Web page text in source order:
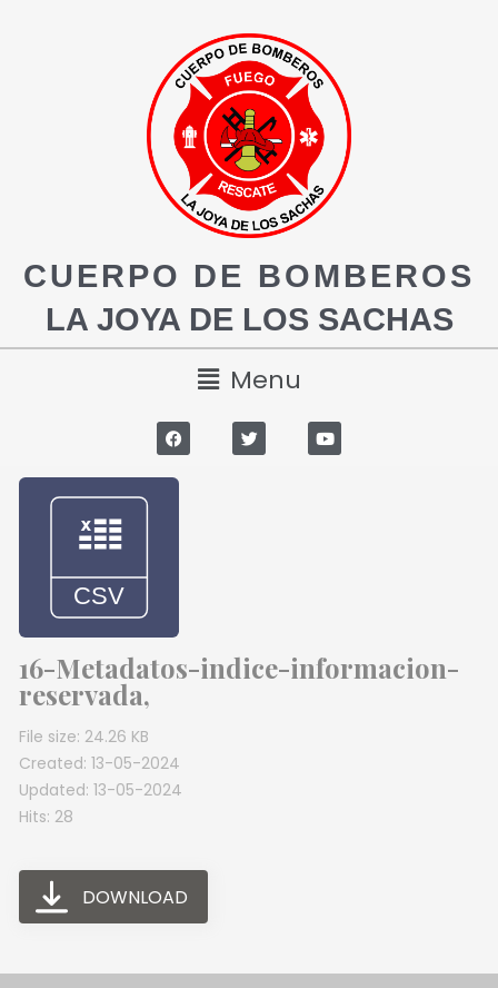
CUERPO DE BOMBEROS
LA JOYA DE LOS SACHAS
Menu
16-Metadatos-indice-informacion-
reservada,
File size: 24.26 KB
Created: 13-05-2024
Updated: 13-05-2024
Hits: 28
DOWNLOAD